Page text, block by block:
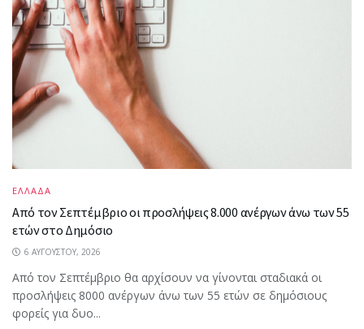
ΕΛΛΑΔΑ
Από τον Σεπτέμβριο οι προσλήψεις 8.000 ανέργων άνω των 55
ετών στο Δημόσιο
6 ΑΥΓΟΎΣΤΟΥ, 2026
Από τον Σεπτέμβριο θα αρχίσουν να γίνονται σταδιακά οι
προσλήψεις 8000 ανέργων άνω των 55 ετών σε δημόσιους
φορείς για δυο...